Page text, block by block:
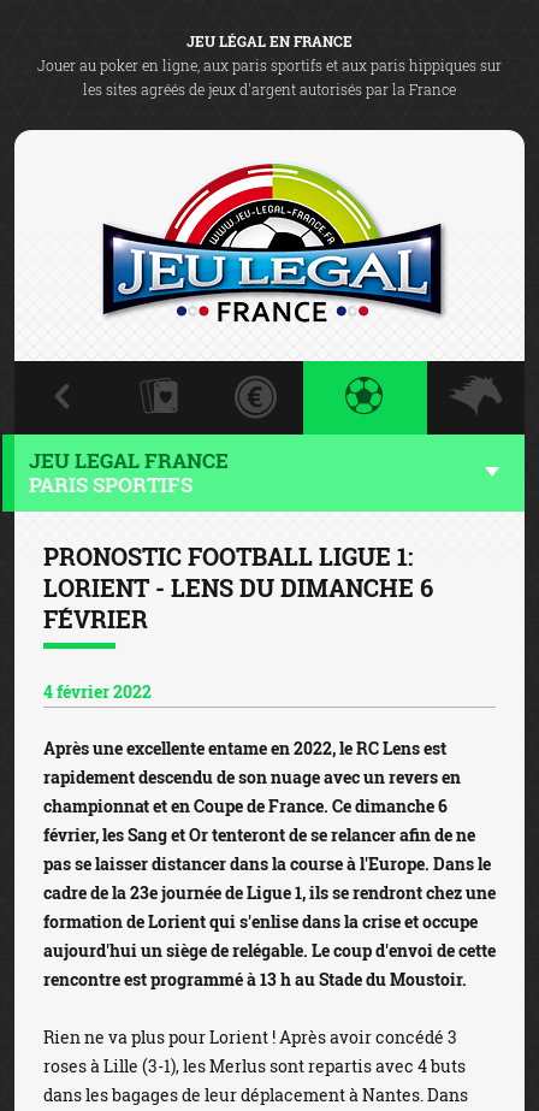
JEU LÉGAL EN FRANCE
Jouer au poker en ligne, aux paris sportifs et aux paris hippiques sur
les sites agréés de jeux d'argent autorisés par la France
JEU LEGAL FRANCE
PARIS SPORTIFS
PRONOSTIC FOOTBALL LIGUE 1:
LORIENT - LENS DU DIMANCHE 6
FÉVRIER
4 février 2022
Après une excellente entame en 2022, le RC Lens est
rapidement descendu de son nuage avec un revers en
championnat et en Coupe de France. Ce dimanche 6
février, les Sang et Or tenteront de se relancer afin de ne
pas se laisser distancer dans la course à l'Europe. Dans le
cadre de la 23e journée de Ligue 1, ils se rendront chez une
formation de Lorient qui s'enlise dans la crise et occupe
aujourd'hui un siège de relégable. Le coup d'envoi de cette
rencontre est programmé à 13 h au Stade du Moustoir.
Rien ne va plus pour Lorient ! Après avoir concédé 3
roses à Lille (3-1), les Merlus sont repartis avec 4 buts
dans les bagages de leur déplacement à Nantes. Dans